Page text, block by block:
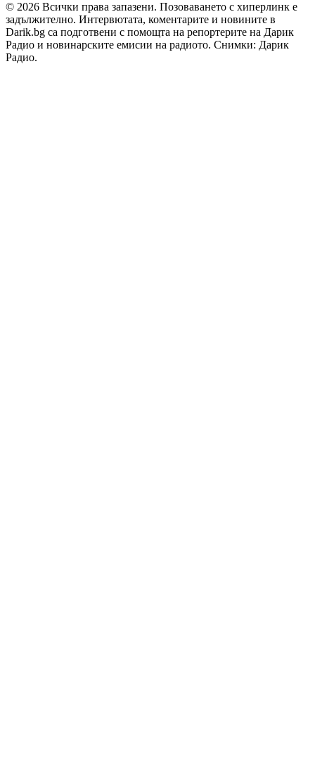
© 2026 Всички права запазени. Позоваването с хиперлинк е
задължително. Интервютата, коментарите и новините в
Darik.bg са подготвени с помощта на репортерите на Дарик
Радио и новинарските емисии на радиото. Снимки: Дарик
Радио.